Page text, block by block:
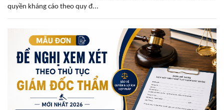
quyền kháng cáo theo quy đ...